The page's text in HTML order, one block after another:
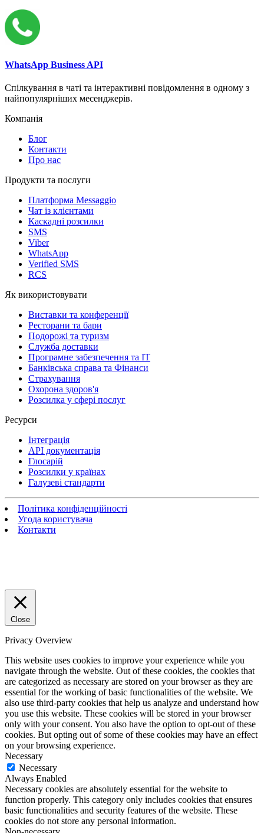
WhatsApp Business API
Спілкування в чаті та інтерактивні повідомлення в одному з
найпопулярніших месенджерів.
Компанія
Блог
Контакти
Про нас
Продукти та послуги
Платформа Messaggio
Чат із клієнтами
Каскадні розсилки
SMS
Viber
WhatsApp
Verified SMS
RCS
Як використовувати
Виставки та конференції
Ресторани та бари
Подорожі та туризм
Служба доставки
Програмне забезпечення та IT
Банківська справа та Фінанси
Страхування
Охорона здоров'я
Розсилка у сфері послуг
Ресурси
Інтеграція
API документація
Глосарій
Розсилки у країнах
Галузеві стандарти
Політика конфіденційності
Угода користувача
Контакти
Close
Privacy Overview
This website uses cookies to improve your experience while you
navigate through the website. Out of these cookies, the cookies that
are categorized as necessary are stored on your browser as they are
essential for the working of basic functionalities of the website. We
also use third-party cookies that help us analyze and understand how
you use this website. These cookies will be stored in your browser
only with your consent. You also have the option to opt-out of these
cookies. But opting out of some of these cookies may have an effect
on your browsing experience.
Necessary
Necessary
Always Enabled
Necessary cookies are absolutely essential for the website to
function properly. This category only includes cookies that ensures
basic functionalities and security features of the website. These
cookies do not store any personal information.